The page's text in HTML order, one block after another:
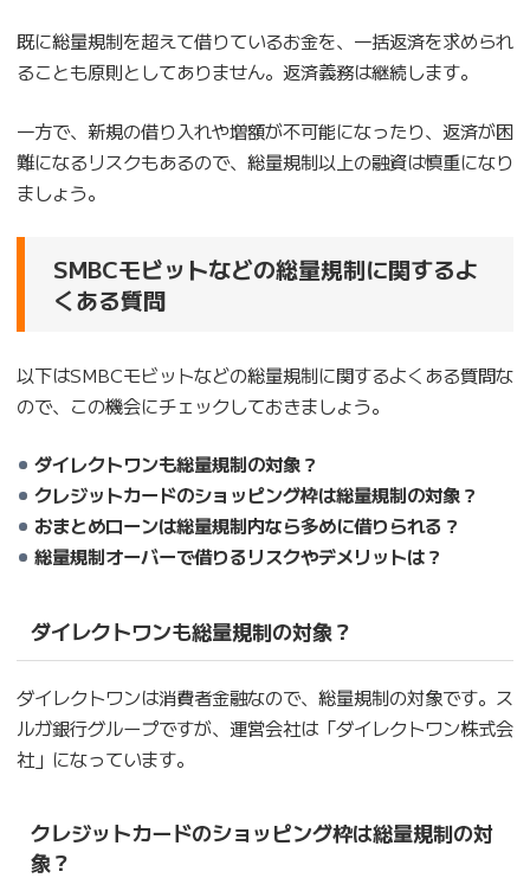
既に総量規制を超えて借りているお金を、一括返済を求められ
ることも原則としてありません。返済義務は継続します。
一方で、新規の借り入れや増額が不可能になったり、返済が困
難になるリスクもあるので、総量規制以上の融資は慎重になり
ましょう。
SMBCモビットなどの総量規制に関するよ
くある質問
以下はSMBCモビットなどの総量規制に関するよくある質問な
ので、この機会にチェックしておきましょう。
ダイレクトワンも総量規制の対象？
クレジットカードのショッピング枠は総量規制の対象？
おまとめローンは総量規制内なら多めに借りられる？
総量規制オーバーで借りるリスクやデメリットは？
ダイレクトワンも総量規制の対象？
ダイレクトワンは消費者金融なので、総量規制の対象です。ス
ルガ銀行グループですが、運営会社は「ダイレクトワン株式会
社」になっています。
クレジットカードのショッピング枠は総量規制の対
象？